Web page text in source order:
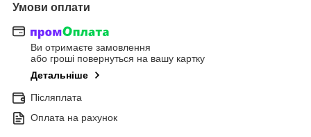
Умови оплати
Ви отримаєте замовлення
або гроші повернуться на вашу картку
Детальніше
Післяплата
Оплата на рахунок